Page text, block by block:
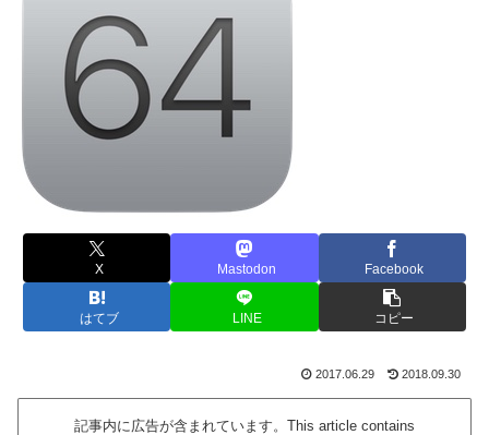
X Mastodon Facebook
はてブ LINE コピー
2017.06.29 2018.09.30
記事内に広告が含まれています。This article contains